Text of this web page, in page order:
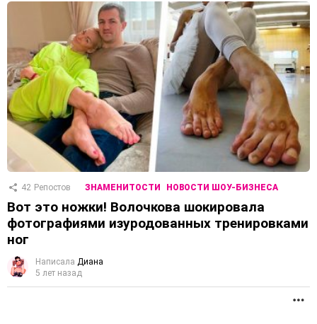
42 Репостов ЗНАМЕНИТОСТИ НОВОСТИ ШОУ-БИЗНЕСА
Вот это ножки! Волочкова шокировала
фотографиями изуродованных тренировками
ног
Написала Диана
5 лет назад